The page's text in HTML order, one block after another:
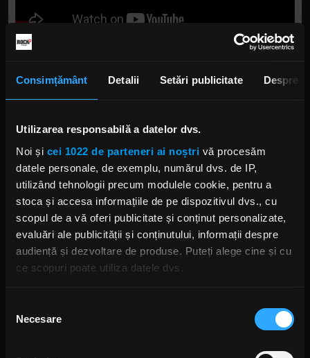
Consimțământ Detalii Setări publicitate Despre
Utilizarea responsabilă a datelor dvs.
Noi și cei 1022 de parteneri ai noștri vă procesăm
datele personale, de exemplu, numărul dvs. de IP,
utilizând tehnologii precum modulele cookie, pentru a
stoca și accesa informațiile de pe dispozitivul dvs., cu
scopul de a vă oferi publicitate și conținut personalizate,
evaluări ale publicității și conținutului, informații despre
audiență și dezvoltare de produse. Puteți alege cine și cu
ce scopuri poate utiliza datele dvs.
Să colectăm informațiile cu privire la locația dvs.
Să vă identificăm dispozitivul scanândul-l în mod
consimțământului
Necesare
Foto: Getty Images/ Guliver.
GHOST VOLBEAT